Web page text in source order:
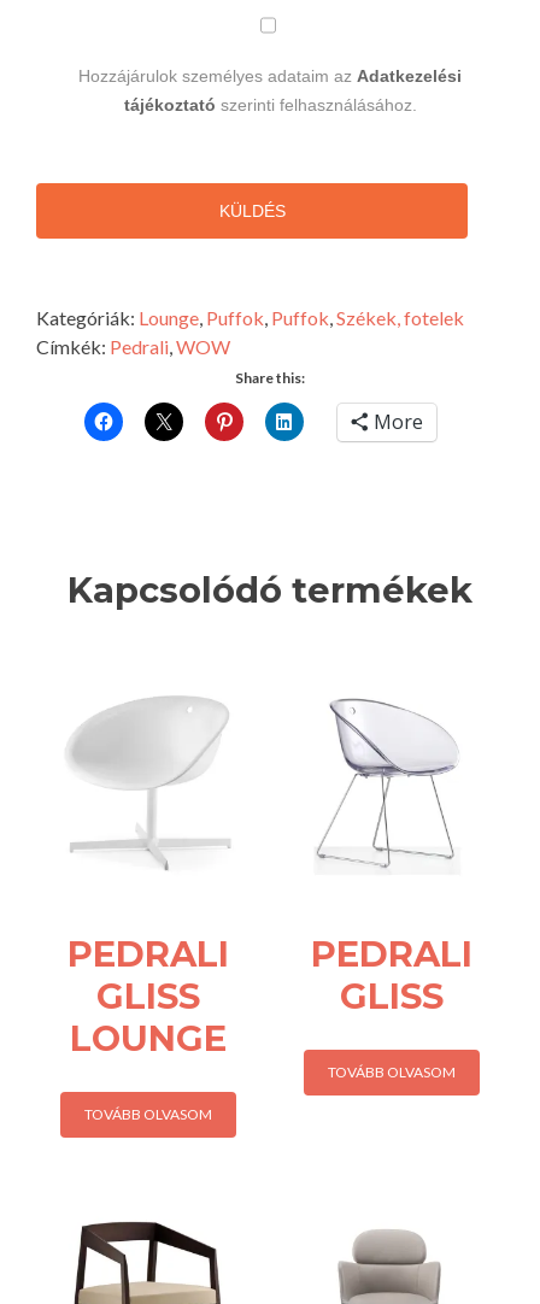
Hozzájárulok személyes adataim az Adatkezelési
tájékoztató szerinti felhasználásához.
KÜLDÉS
Kategóriák: Lounge, Puffok, Puffok,Székek, fotelek
Címkék: Pedrali,WOW
Share this:
More
Kapcsolódó termékek
PEDRALI
GLISS
LOUNGE
TOVÁBB OLVASOM
PEDRALI
GLISS
TOVÁBB OLVASOM